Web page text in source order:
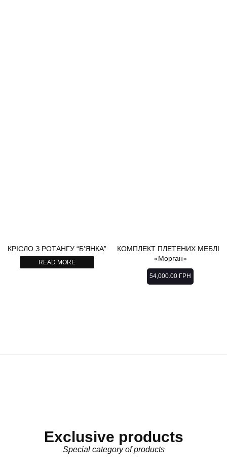
КРІСЛО З РОТАНГУ “Б’ЯНКА”
READ MORE
КОМПЛЕКТ ПЛЕТЕНИХ МЕБЛІВ
«Морган»
54,000.00 ГРН
Exclusive products
Special category of products